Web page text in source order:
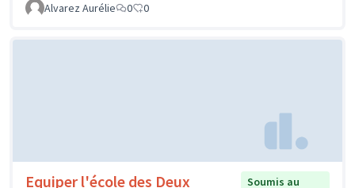
Alvarez Aurélie
0 0
Equiper l'école des Deux
Soumis au